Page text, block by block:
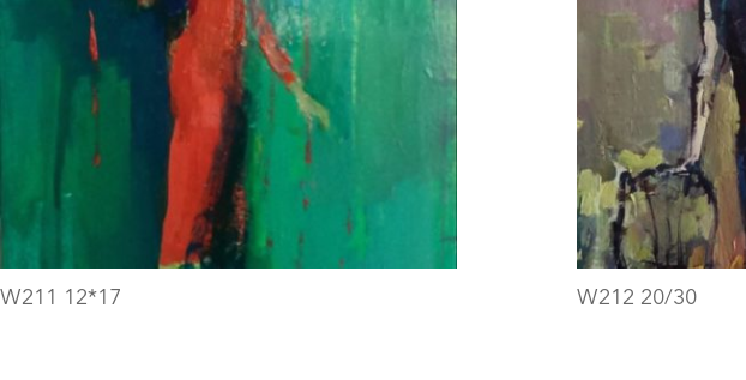
W211 12*17 W212 20/30